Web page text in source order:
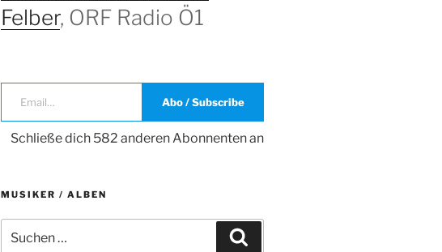
Felber, ORF Radio Ö1
Email…
Abo / Subscribe
Schließe dich 582 anderen Abonnenten an
MUSIKER / ALBEN
nach: